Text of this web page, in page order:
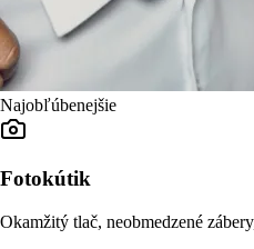
Najobľúbenejšie
Fotokútik
Okamžitý tlač, neobmedzené